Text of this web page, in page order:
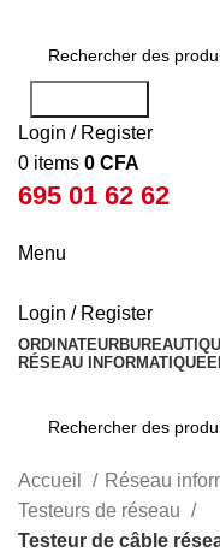
Login / Register
0 items 0 CFA
695 01 62 62
Menu
Login / Register
ORDINATEUR
RÉSEAU INFORMATIQUE
Rechercher
Accueil Réseau
Testeurs de réseau
Testeur de câble